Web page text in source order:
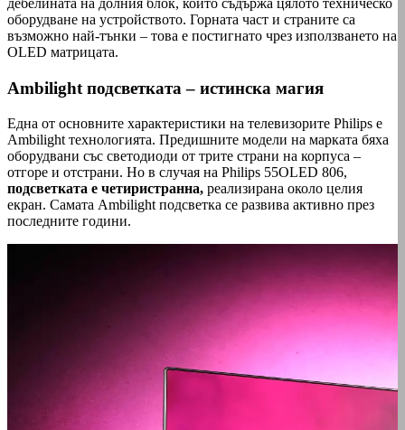
дебелината на долния блок, който съдържа цялото техническо
оборудване на устройството. Горната част и страните са
възможно най-тънки – това е постигнато чрез използването на
OLED матрицата.
Ambilight подсветката – истинска магия
Една от основните характеристики на телевизорите Philips е
Ambilight технологията. Предишните модели на марката бяха
оборудвани със светодиоди от трите страни на корпуса –
отгоре и отстрани. Но в случая на Philips 55OLED 806,
подсветката е четиристранна, реализирана около целия
екран. Самата Ambilight подсветка се развива активно през
последните години.